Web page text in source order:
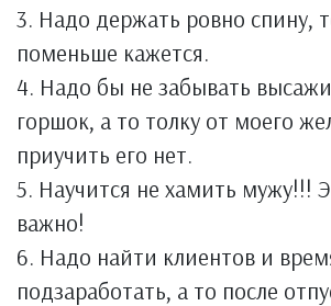
3. Надо держать ровно спину,
поменьше кажется.
4. Надо бы не забывать
горшок, а то толку от моего
приучить его нет.
5. Научится не хамить мужу!!!
важно!
6. Надо найти клиентов и
подзаработать, а то после